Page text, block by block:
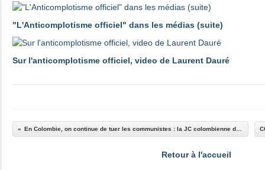
"L'Anticomplotisme officiel" dans les médias (suite)
Sur l'anticomplotisme officiel, video de Laurent Dauré
Retour à l'accueil